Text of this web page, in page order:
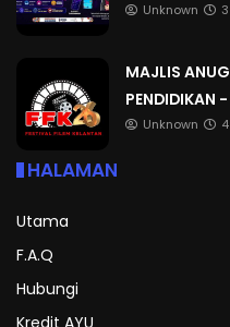
Unknown
MAJLIS
PENDIDIKAN
Unknown
HALAMAN
Utama
F.A.Q
Hubungi
Kredit AYU